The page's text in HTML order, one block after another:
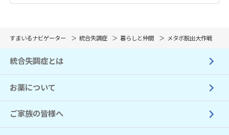
すまいるナビゲーター 統合失調症 暮らしと仲間 メタボ脱出大作戦
統合失調症とは
お薬について
ご家族の皆様へ